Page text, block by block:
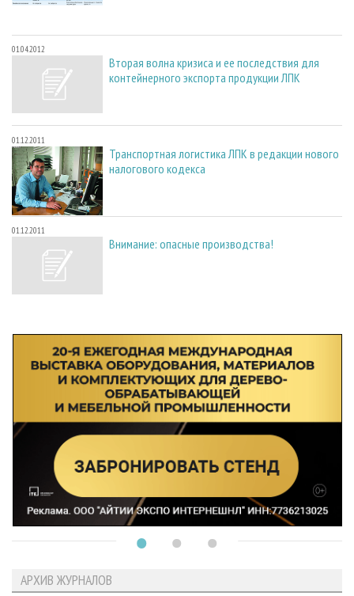
01.04.2012
Вторая волна кризиса и ее последствия для
контейнерного экспорта продукции ЛПК
01.12.2011
Транспортная логистика ЛПК в редакции нового
налогового кодекса
01.12.2011
Внимание: опасные производства!
АРХИВ ЖУРНАЛОВ